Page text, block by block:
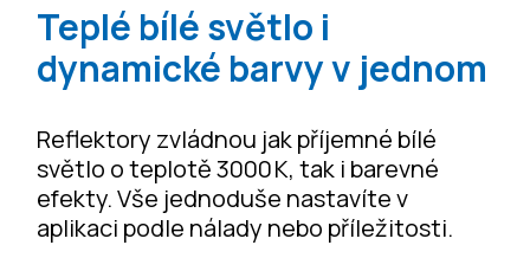
Teplé bílé světlo i
dynamické barvy v jednom
Reflektory zvládnou jak příjemné bílé
světlo o teplotě 3000 K, tak i barevné
efekty. Vše jednoduše nastavíte v
aplikaci podle nálady nebo příležitosti.